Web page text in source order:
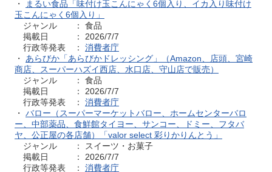
・
まるい食品「味付け玉こんにゃく6個入り、イカ入り味付け
玉こんにゃく6個入り」
ジャンル ： 食品
掲載日 ： 2026/7/7
行政等発表 ： 消費者庁
・ あらびか「あらびかドレッシング」（Amazon、店頭、宮崎
商店、スーパーハズイ西店、水口店、守山店で販売）
ジャンル ： 食品
掲載日 ： 2026/7/7
行政等発表 ： 消費者庁
・ バロー（スーパーマーケットバロー、ホームセンターバロ
ー、中部薬品、食鮮館タイヨー、サンコー、ドミー、フタバ
ヤ、公正屋の各店舗）「valor select 彩りかりんとう」
ジャンル ： スイーツ・お菓子
掲載日 ： 2026/7/7
行政等発表 ： 消費者庁